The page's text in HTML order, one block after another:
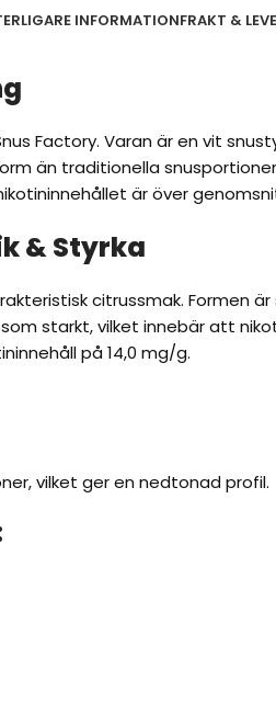
INFORMATIONFRAKT &
Factory. Varan är en vit
än traditionella
är över
& Styrka
citrussmak. Formen är
starkt, vilket innebär att
på 14,0 mg/g.
vilket ger en nedtonad profil.